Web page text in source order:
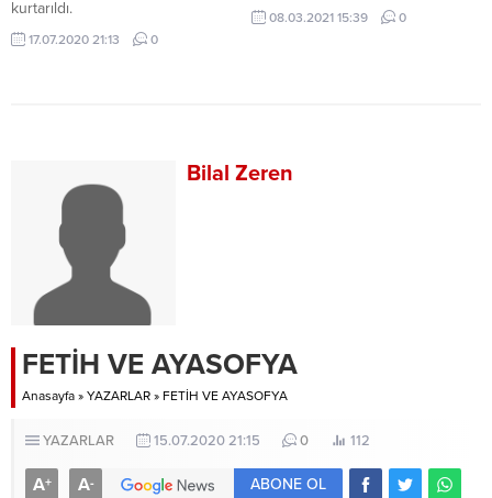
kurtarıldı.
17.07.2020 21:13 0
08.03.2021 15:39 0
Bilal Zeren
FETİH VE AYASOFYA
Anasayfa » YAZARLAR » FETİH VE AYASOFYA
YAZARLAR 15.07.2020 21:15 0 112
A+ A- ABONE OL